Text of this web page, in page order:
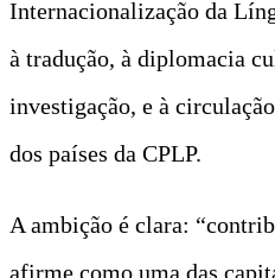
Internacionalização da
à tradução, à diplomacia
investigação, e à
dos países da CPLP.
A ambição é clara:
afirme como uma das